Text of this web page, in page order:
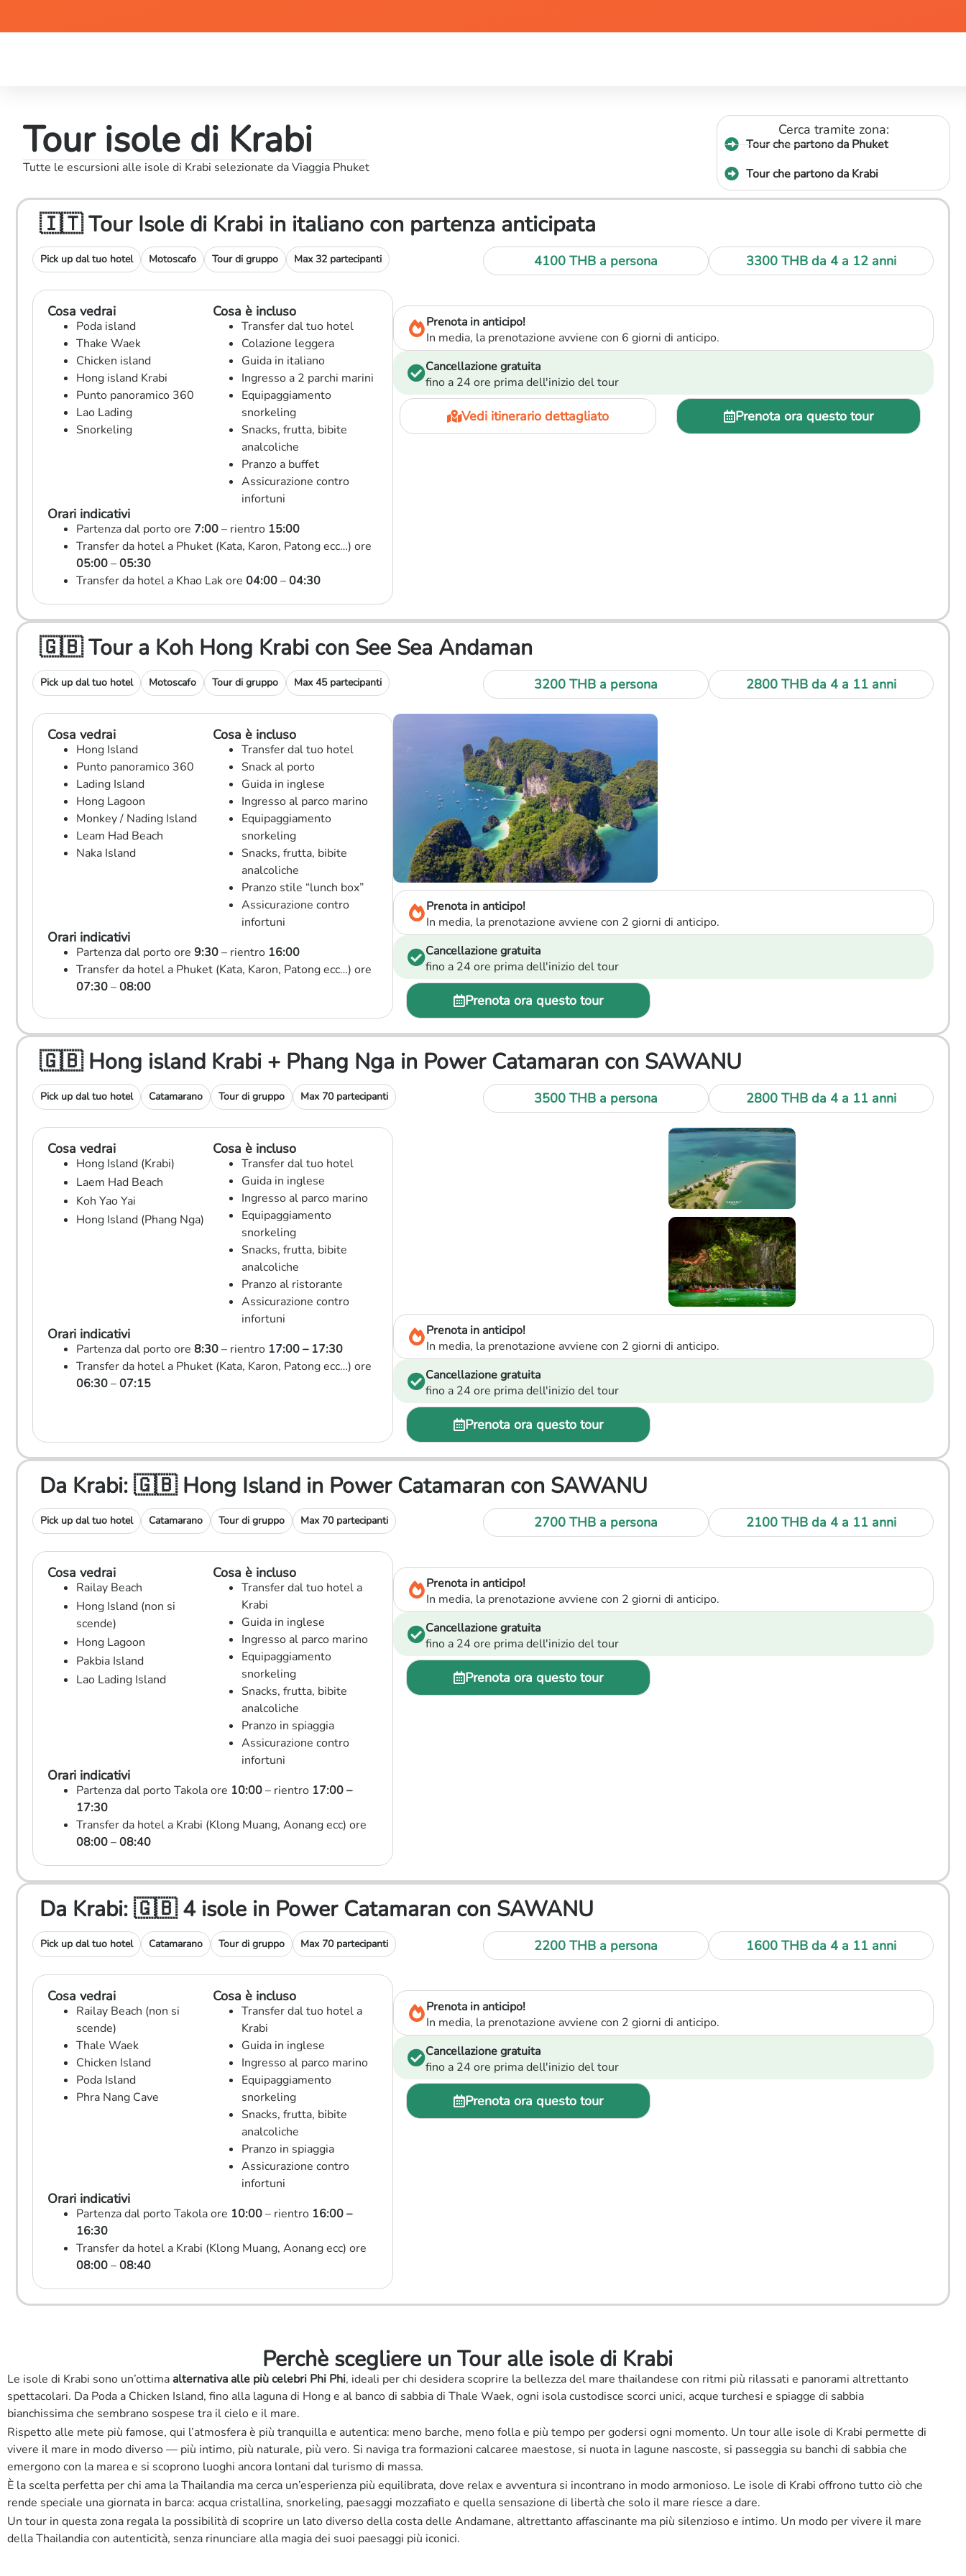
Tour isole di Krabi
Tutte le escursioni alle isole di Krabi selezionate da Viaggia Phuket
Cerca tramite zona:
Tour che partono da Phuket
Tour che partono da Krabi
🇮🇹 Tour Isole di Krabi in italiano con partenza anticipata
Pick up dal tuo hotel Motoscafo Tour di gruppo Max 32 partecipanti 4100 THBa persona 3300 THBda 4 a 12 anni
Cosa vedrai
Poda island
Thake Waek
Chicken island
Hong island Krabi
Punto panoramico 360
Lao Lading
Snorkeling
Cosa è incluso
Transfer dal tuo hotel
Colazione leggera
Guida in italiano
Ingresso a 2 parchi marini
Equipaggiamento
snorkeling
Snacks, frutta, bibite
analcoliche
Pranzo a buffet
Assicurazione contro
infortuni
Orari indicativi
Partenza dal porto ore 7:00– rientro 15:00
Transfer da hotel a Phuket (Kata, Karon, Patong ecc…) ore
05:00–05:30
Transfer da hotel a Khao Lak ore 04:00–04:30
Prenota in anticipo!
In media, la prenotazione avviene con 6 giorni di anticipo.
Cancellazione gratuita
fino a 24 ore prima dell'inizio del tour
Vedi itinerario dettagliato Prenota ora questo tour
🇬🇧 Tour a Koh Hong Krabi con See Sea Andaman
Pick up dal tuo hotel Motoscafo Tour di gruppo Max 45 partecipanti 3200 THBa persona 2800 THBda 4 a 11 anni
Cosa vedrai
Hong Island
Punto panoramico 360
Lading Island
Hong Lagoon
Monkey / Nading Island
Leam Had Beach
Naka Island
Cosa è incluso
Transfer dal tuo hotel
Snack al porto
Guida in inglese
Ingresso al parco marino
Equipaggiamento
snorkeling
Snacks, frutta, bibite
analcoliche
Pranzo stile “lunch box”
Assicurazione contro
infortuni
Orari indicativi
Partenza dal porto ore 9:30– rientro 16:00
Transfer da hotel a Phuket (Kata, Karon, Patong ecc…) ore
07:30–08:00
Prenota in anticipo!
In media, la prenotazione avviene con 2 giorni di anticipo.
Cancellazione gratuita
fino a 24 ore prima dell'inizio del tour
Prenota ora questo tour
🇬🇧 Hong island Krabi + Phang Nga in Power Catamaran con SAWANU
Pick up dal tuo hotel Catamarano Tour di gruppo Max 70 partecipanti 3500 THBa persona 2800 THBda 4 a 11 anni
Cosa vedrai
Hong Island (Krabi)
Laem Had Beach
Koh Yao Yai
Hong Island (Phang Nga)
Cosa è incluso
Transfer dal tuo hotel
Guida in inglese
Ingresso al parco marino
Equipaggiamento
snorkeling
Snacks, frutta, bibite
analcoliche
Pranzo al ristorante
Assicurazione contro
infortuni
Orari indicativi
Partenza dal porto ore 8:30– rientro 17:00 – 17:30
Transfer da hotel a Phuket (Kata, Karon, Patong ecc…) ore
06:30–07:15
Prenota in anticipo!
In media, la prenotazione avviene con 2 giorni di anticipo.
Cancellazione gratuita
fino a 24 ore prima dell'inizio del tour
Prenota ora questo tour
Da Krabi: 🇬🇧 Hong Island in Power Catamaran con SAWANU
Pick up dal tuo hotel Catamarano Tour di gruppo Max 70 partecipanti 2700 THBa persona 2100 THBda 4 a 11 anni
Cosa vedrai
Railay Beach
Hong Island (non si
scende)
Hong Lagoon
Pakbia Island
Lao Lading Island
Cosa è incluso
Transfer dal tuo hotel a
Krabi
Guida in inglese
Ingresso al parco marino
Equipaggiamento
snorkeling
Snacks, frutta, bibite
analcoliche
Pranzo in spiaggia
Assicurazione contro
infortuni
Orari indicativi
Partenza dal porto Takola ore 10:00– rientro 17:00 –
17:30
Transfer da hotel a Krabi (Klong Muang, Aonang ecc) ore
08:00–08:40
Prenota in anticipo!
In media, la prenotazione avviene con 2 giorni di anticipo.
Cancellazione gratuita
fino a 24 ore prima dell'inizio del tour
Prenota ora questo tour
Da Krabi: 🇬🇧 4 isole in Power Catamaran con SAWANU
Pick up dal tuo hotel Catamarano Tour di gruppo Max 70 partecipanti 2200 THBa persona 1600 THBda 4 a 11 anni
Cosa vedrai
Railay Beach (non si
scende)
Thale Waek
Chicken Island
Poda Island
Phra Nang Cave
Cosa è incluso
Transfer dal tuo hotel a
Krabi
Guida in inglese
Ingresso al parco marino
Equipaggiamento
snorkeling
Snacks, frutta, bibite
analcoliche
Pranzo in spiaggia
Assicurazione contro
infortuni
Orari indicativi
Partenza dal porto Takola ore 10:00– rientro 16:00 –
16:30
Transfer da hotel a Krabi (Klong Muang, Aonang ecc) ore
08:00–08:40
Prenota in anticipo!
In media, la prenotazione avviene con 2 giorni di anticipo.
Cancellazione gratuita
fino a 24 ore prima dell'inizio del tour
Prenota ora questo tour
Perchè scegliere un Tour alle isole di Krabi
Le isole di Krabi sono un’ottima alternativa alle più celebri Phi Phi, ideali per chi desidera scoprire la bellezza del mare thailandese con ritmi più rilassati e panorami altrettanto
spettacolari. Da Poda a Chicken Island, fino alla laguna di Hong e al banco di sabbia di Thale Waek, ogni isola custodisce scorci unici, acque turchesi e spiagge di sabbia
bianchissima che sembrano sospese tra il cielo e il mare.
Rispetto alle mete più famose, qui l’atmosfera è più tranquilla e autentica: meno barche, meno folla e più tempo per godersi ogni momento. Un tour alle isole di Krabi permette di
vivere il mare in modo diverso — più intimo, più naturale, più vero. Si naviga tra formazioni calcaree maestose, si nuota in lagune nascoste, si passeggia su banchi di sabbia che
emergono con la marea e si scoprono luoghi ancora lontani dal turismo di massa.
È la scelta perfetta per chi ama la Thailandia ma cerca un’esperienza più equilibrata, dove relax e avventura si incontrano in modo armonioso. Le isole di Krabi offrono tutto ciò che
rende speciale una giornata in barca: acqua cristallina, snorkeling, paesaggi mozzafiato e quella sensazione di libertà che solo il mare riesce a dare.
Un tour in questa zona regala la possibilità di scoprire un lato diverso della costa delle Andamane, altrettanto affascinante ma più silenzioso e intimo. Un modo per vivere il mare
della Thailandia con autenticità, senza rinunciare alla magia dei suoi paesaggi più iconici.